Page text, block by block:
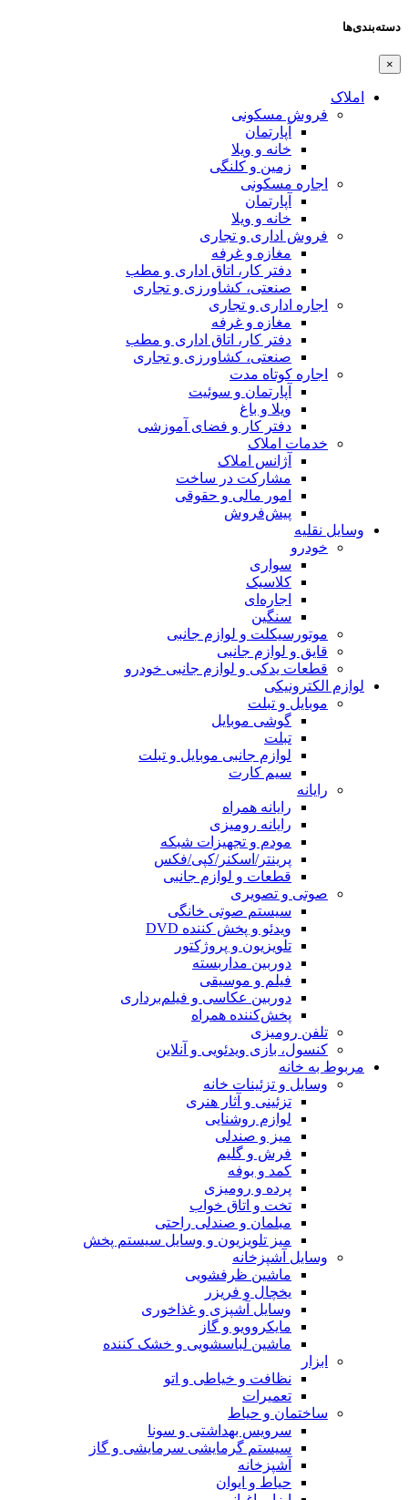
دسته‌بندی‌ها
×
املاک
فروش مسکونی
آپارتمان
خانه و ویلا
زمین و کلنگی
اجاره مسکونی
آپارتمان
خانه و ویلا
فروش اداری و تجاری
مغازه و غرفه
دفتر کار، اتاق اداری و مطب
صنعتی،‌ کشاورزی و تجاری
اجاره اداری و تجاری
مغازه و غرفه
دفتر کار، اتاق اداری و مطب
صنعتی،‌ کشاورزی و تجاری
اجاره کوتاه مدت
آپارتمان و سوئیت
ویلا و باغ
دفتر کار و فضای آموزشی
خدمات املاک
آژانس املاک
مشارکت در ساخت
امور مالی و حقوقی
پیش‌فروش
وسایل نقلیه
خودرو
سواری
کلاسیک
اجاره‌ای
سنگین
موتورسیکلت و لوازم جانبی
قایق و لوازم جانبی
قطعات یدکی و لوازم جانبی خودرو
لوازم الکترونیکی
موبایل و تبلت
گوشی موبایل
تبلت
لوازم جانبی موبایل و تبلت
سیم کارت
رایانه
رایانه همراه
رایانه رومیزی
مودم و تجهیزات شبکه
پرینتر/اسکنر/کپی/فکس
قطعات و لوازم جانبی
صوتی و تصویری
سیستم صوتی خانگی
ویدئو و پخش کننده DVD
تلویزیون و پروژکتور
دوربین مداربسته
فیلم و موسیقی
دوربین عکاسی و فیلم‌برداری
پخش‌کننده همراه
تلفن رومیزی
کنسول، بازی‌ ویدئویی و آنلاین
مربوط به خانه
وسایل و تزئینات خانه
تزئینی و آثار هنری
لوازم روشنایی
میز و صندلی
فرش و گلیم
کمد و بوفه
پرده و رومیزی
تخت و اتاق خواب
مبلمان و صندلی راحتی
میز تلویزیون و وسایل سیستم پخش
وسایل آشپزخانه
ماشین ظرفشویی
یخچال و فریزر
وسایل آشپزی و غذاخوری
مایکروویو و گاز
ماشین لباسشویی و خشک کننده
ابزار
نظافت و خیاطی و اتو
تعمیرات
ساختمان و حیاط
سرویس بهداشتی و سونا
سیستم گرمایشی سرمایشی و گاز
آشپزخانه
حیاط و ایوان